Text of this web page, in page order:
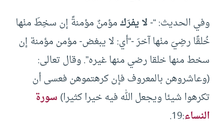
وفي الحديث: “-لا يفرَكمؤمنٌ مؤمنةً إن سخِطَ منْها
خُلقًا رضِيَ منْها آخرَ -“أي: لا يبغض- مؤمن مؤمنة إن
سخط منها خلقا رضي منها غيره”. وقال تعالى:
(وعاشروهن بالمعروف فإن كرهتموهن فعسى أن
تكرهوا شيئا ويجعل الله فيه خيرا كثيرا)سورة
النساء:19.